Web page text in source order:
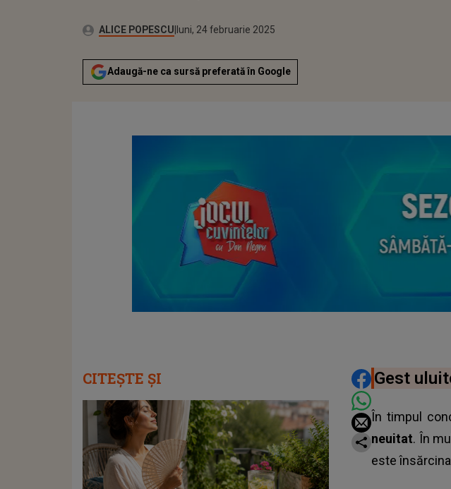
Autor:ALICE POPESCU Publicat:
luni, 24 februarie 2025
Adaugă-ne ca sursă preferată în Google
DISTRIBUIE
Gest
În timpul
neuitat. În
este
CITEȘTE ȘI